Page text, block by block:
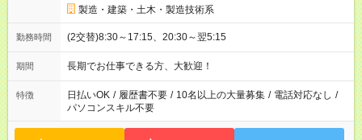
製造・建築・土木・製造技術系
勤務時間 (2交替)8:30～17:15、20:30～翌5:15
期間 長期でお仕事できる方、大歓迎！
特徴 日払いOK / 履歴書不要 / 10名以上の大量募集 / 電話対応なし /
パソコンスキル不要